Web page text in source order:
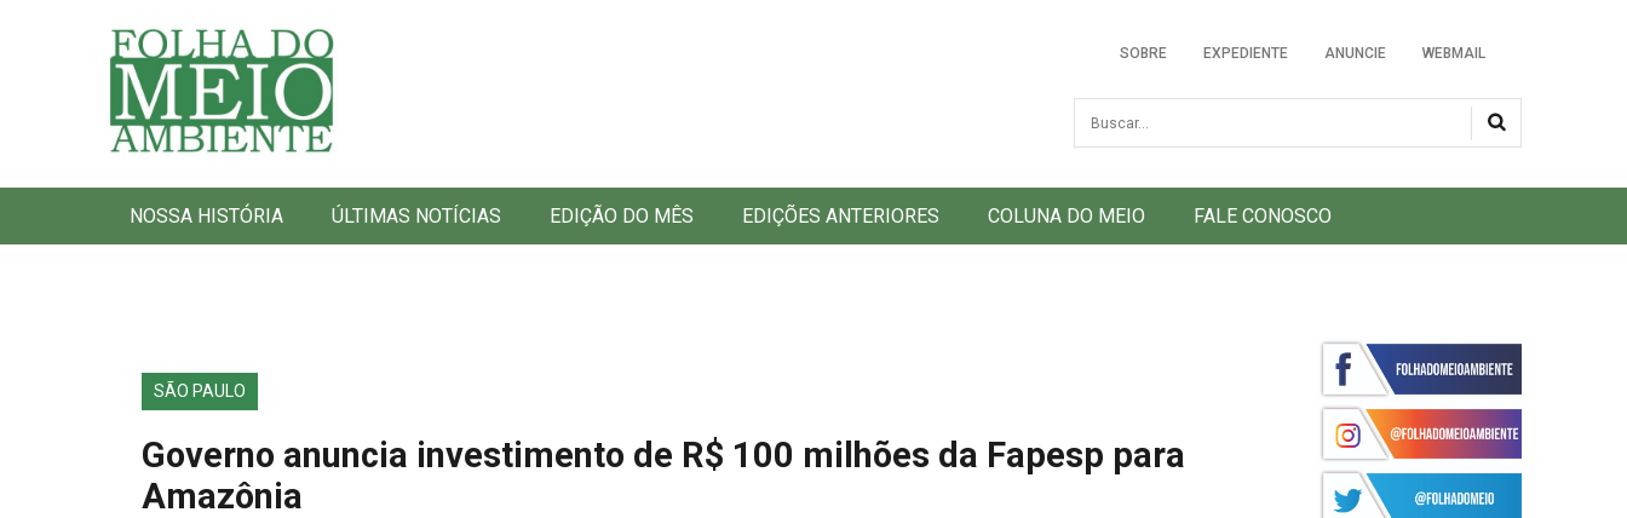
Folha do Meio Ambiente
SOBRE EXPEDIENTE ANUNCIE WEBMAIL
Busca
NOSSA HISTÓRIA ÚLTIMAS NOTÍCIAS EDIÇÃO DO MÊS EDIÇÕES ANTERIORES COLUNA DO MEIO FALE CONOSCO
SÃO PAULO
Governo anuncia investimento de R$ 100 milhões da Fapesp para
Amazônia